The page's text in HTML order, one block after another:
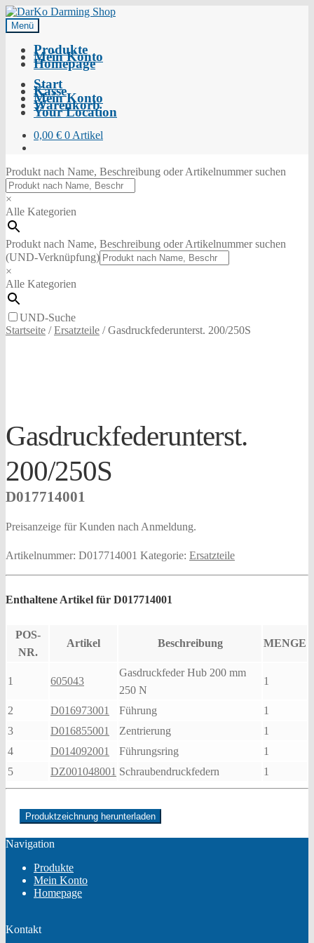
Menü
Produkte
Mein Konto
Homepage
Start
Kasse
Mein Konto
Warenkorb
Your Location
0,00 € 0 Artikel
Produkt nach Name, Beschreibung oder Artikelnummer suchen
×
Alle Kategorien
Produkt nach Name, Beschreibung oder Artikelnummer suchen
(UND-Verknüpfung)
×
Alle Kategorien
UND-Suche
Startseite /Ersatzteile /Gasdruckfederunterst. 200/250S
Gasdruckfederunterst.
200/250S
D017714001
Preisanzeige für Kunden nach Anmeldung.
Artikelnummer: D017714001 Kategorie: Ersatzteile
Enthaltene Artikel für D017714001
POS-
NR.
Artikel Beschreibung MENGE
1 605043
Gasdruckfeder Hub 200 mm
250 N
1
2 D016973001 Führung
1
3
D016855001 Zentrierung
1
4
D014092001 Führungsring
1
5
DZ001048001 Schraubendruckfedern 1
Produktzeichnung herunterladen
Navigation
Produkte
Mein Konto
Homepage
Kontakt